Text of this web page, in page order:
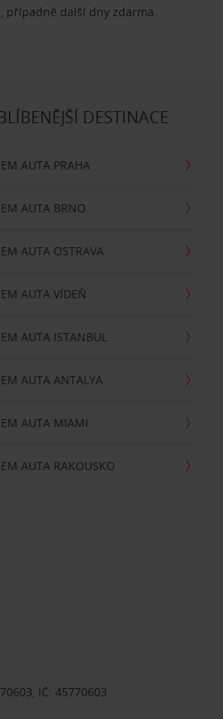
případně další dny zdarma.
DESTINACE
AUTA PRAHA
AUTA BRNO
AUTA OSTRAVA
AUTA VÍDEŇ
AUTA ISTANBUL
AUTA ANTALYA
AUTA MIAMI
AUTA RAKOUSKO
IČ: 45770603